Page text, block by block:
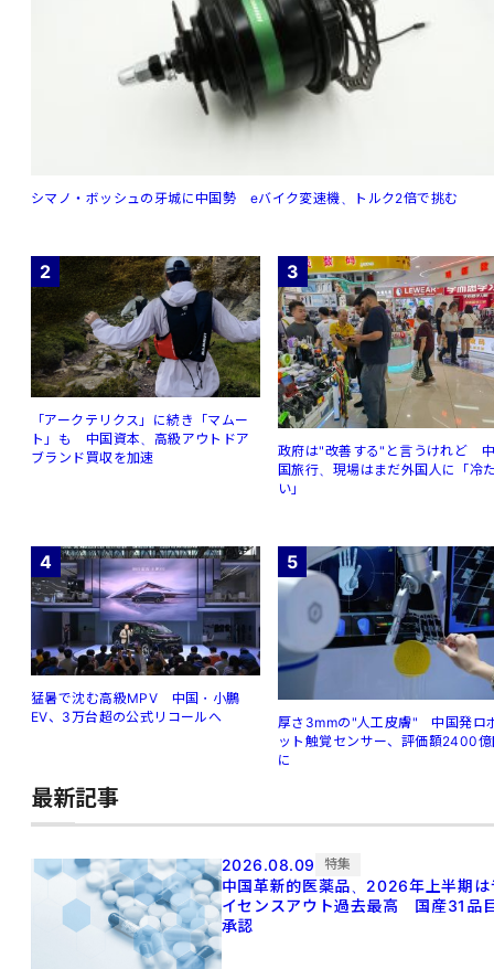
シマノ・ボッシュの牙城に中国勢 eバイク変速機、トルク2倍で挑む
2
「アークテリクス」に続き「マムー
ト」も 中国資本、高級アウトドア
ブランド買収を加速
3
政府は"改善する"と言うけれど
国旅行、現場はまだ外国人に「冷
い」
4
猛暑で沈む高級MPV 中国・小鵬
EV、3万台超の公式リコールへ
5
厚さ3mmの"人工皮膚" 中国発ロ
ット触覚センサー、評価額2400
に
最新記事
2026.08.09 特集
中国革新的医薬品、2026年上半期は
イセンスアウト過去最高 国産31品
承認